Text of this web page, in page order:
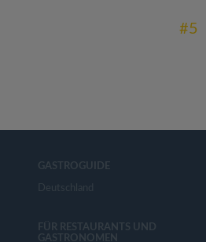
#5
GASTROGUIDE
Deutschland
FÜR RESTAURANTS UND
GASTRONOMEN